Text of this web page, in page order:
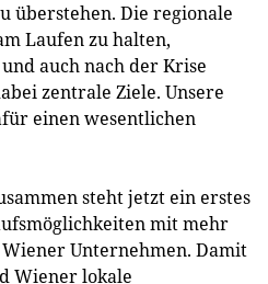
überstehen. Die regionale
Laufen zu halten,
auch nach der Krise
zentrale Ziele. Unsere
einen wesentlichen
steht jetzt ein erstes
mit mehr
Unternehmen. Damit
Wiener lokale